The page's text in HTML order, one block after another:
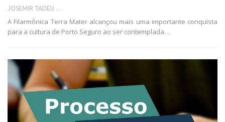
JOSEMIR TADEU FONSECA
A Filarmônica Terra Mater alcançou mais uma importante conquista
para a cultura de Porto Seguro ao ser contemplada…